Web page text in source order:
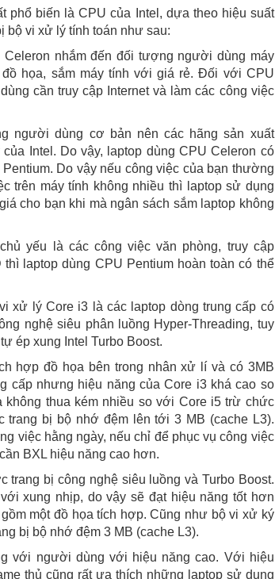
phổ biến là CPU của Intel, dựa theo hiệu suất
bộ vi xử lý tính toán như sau:
Celeron nhắm đến đối tượng người dùng máy
họa, sắm máy tính với giá rẻ. Đối với CPU
cần truy cập Internet và làm các công việc
người dùng cơ bản nên các hãng sản xuất
Intel. Do vậy, laptop dùng CPU Celeron có
Do vậy nếu công việc của bạn thường
trên máy tính không nhiều thì laptop sử dụng
cho bạn khi mà ngân sách sắm laptop không
yếu là các công việc văn phòng, truy cập
laptop dùng CPU Pentium hoàn toàn có thể
xử lý Core i3 là các laptop dòng trung cấp có
nghệ siêu phân luồng Hyper-Threading, tuy
ép xung Intel Turbo Boost.
hợp đồ họa bên trong nhân xử lí và có 3MB
cấp nhưng hiệu năng của Core i3 khá cao so
thua kém nhiều so với Core i5 trừ chức
trang bị bộ nhớ đệm lên tới 3 MB (cache L3).
việc hằng ngày, nếu chỉ để phục vụ công việc
BXL hiệu năng cao hơn.
trang bị công nghệ siêu luồng và Turbo Boost.
xung nhịp, do vậy sẽ đạt hiệu năng tốt hơn
một đồ họa tích hợp. Cũng như bộ vi xử ký
bị bộ nhớ đệm 3 MB (cache L3).
với người dùng với hiệu năng cao. Với hiệu
thủ cũng rất ưa thích những laptop sử dụng